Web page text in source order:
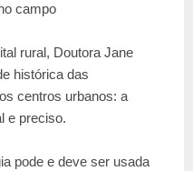
campo
rural, Doutora Jane
histórica das
centros urbanos: a
e preciso.
pode e deve ser usada